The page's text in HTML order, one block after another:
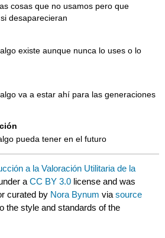
cosas que no usamos pero que
desaparecieran
existe aunque nunca lo uses o lo
va a estar ahí para las generaciones
pueda tener en el futuro
a la Valoración Utilitaria de la
aCC BY 3.0 license and was
curated by Nora Bynum viasource
the style and standards of the